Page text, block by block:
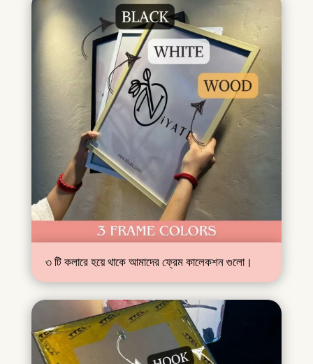
৩ টি কলারে হয়ে থাকে আমাদের ফ্রেম কালেকশন গুলো।